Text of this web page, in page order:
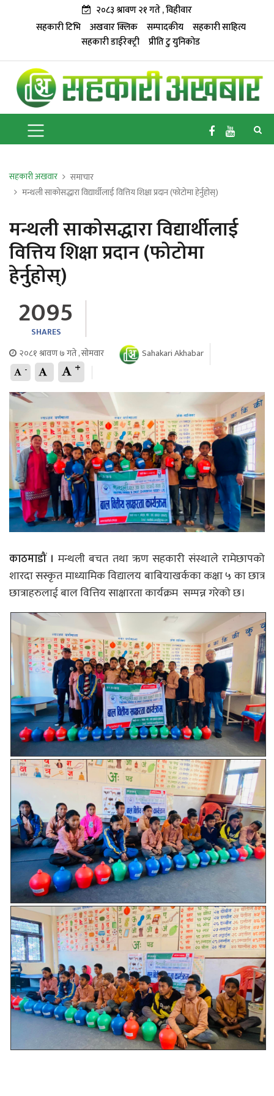
२०८३ श्रावण २१ गते , विहीवार
सहकारी टिभि
अखवार क्लिक सम्पादकीय
सहकारी साहित्य
सहकारी डाईरेक्ट्री प्रीति टु युनिकोड
सहकारी अखवार
समाचार
मन्थली साकोसद्धारा विद्यार्थीलाई वित्तिय शिक्षा प्रदान (फोटोमा हेर्नुहोस्)
मन्थली साकोसद्धारा विद्यार्थीलाई
वित्तिय शिक्षा प्रदान (फोटोमा
हेर्नुहोस्)
2095
SHARES
२०८१ श्रावण ७ गते , सोमवार
Sahakari Akhabar
- +
काठमाडौं । मन्थली बचत तथा ऋण सहकारी संस्थाले रामेछापको
शारदा सस्कृत माध्यामिक विद्यालय बाबियाखर्कका कक्षा ५ का छात्र
छात्राहरुलाई बाल वित्तिय साक्षारता कार्यक्रम सम्पन्न गरेको छ।